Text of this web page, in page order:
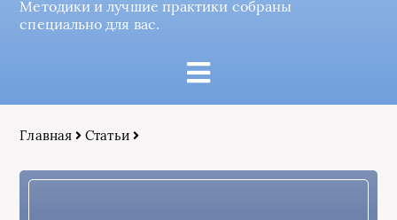
Методики и лучшие практики собраны
специально для вас.
Главная Статьи